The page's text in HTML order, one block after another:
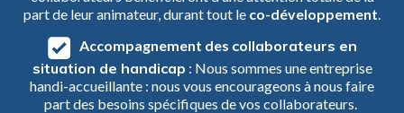
part de leur animateur, durant tout le co-développement
Accompagnement des collaborateurs en
situation de handicap : Nous sommes une entreprise
handi-accueillante : nous vous encourageons à nous faire
part des besoins spécifiques de vos collaborateurs.